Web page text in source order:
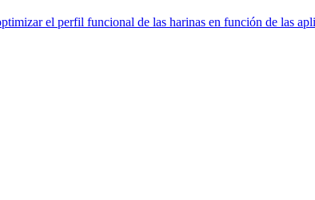
el perfil funcional de las harinas en función de las